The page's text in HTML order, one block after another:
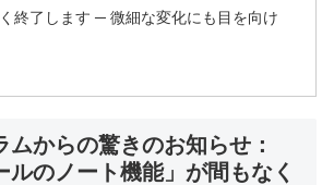
終了します ─ 微細な変化にも目を向け
ムからの驚きのお知らせ：
ルのノート機能」が間もなく